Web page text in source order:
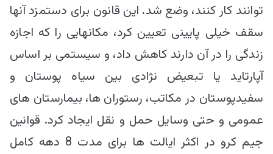
توانند کار کنند، وضع شد. این قانون برای دستمزد آنها
سقف خیلی پایینی تعیین کرد، مکانهایی را که اجازه
زندگی را در آن دارند کاهش داد، و سیستمی بر اساس
آپارتاید یا تبعیض نژادی بین سیاه پوستان و
سفیدپوستان در مکاتب، رستوران ها، بیمارستان های
عمومی و حتی وسایل حمل و نقل ایجاد کرد. قوانین
جیم کرو در اکثر ایالت ها برای مدت 8 دهه کامل